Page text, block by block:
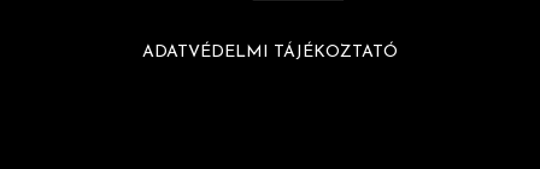
ADATVÉDELMI TÁJÉKOZTATÓ